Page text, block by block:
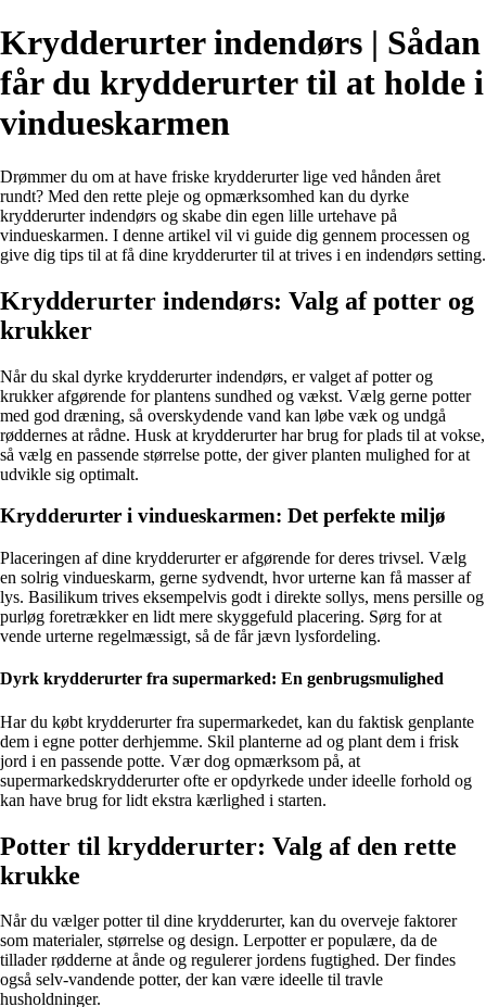
Krydderurter indendørs | Sådan
får du krydderurter til at holde i
vindueskarmen
Drømmer du om at have friske krydderurter lige ved hånden året
rundt? Med den rette pleje og opmærksomhed kan du dyrke
krydderurter indendørs og skabe din egen lille urtehave på
vindueskarmen. I denne artikel vil vi guide dig gennem processen og
give dig tips til at få dine krydderurter til at trives i en indendørs setting.
Krydderurter indendørs: Valg af potter og
krukker
Når du skal dyrke krydderurter indendørs, er valget af potter og
krukker afgørende for plantens sundhed og vækst. Vælg gerne potter
med god dræning, så overskydende vand kan løbe væk og undgå
røddernes at rådne. Husk at krydderurter har brug for plads til at vokse,
så vælg en passende størrelse potte, der giver planten mulighed for at
udvikle sig optimalt.
Krydderurter i vindueskarmen: Det perfekte miljø
Placeringen af dine krydderurter er afgørende for deres trivsel. Vælg
en solrig vindueskarm, gerne sydvendt, hvor urterne kan få masser af
lys. Basilikum trives eksempelvis godt i direkte sollys, mens persille og
purløg foretrækker en lidt mere skyggefuld placering. Sørg for at
vende urterne regelmæssigt, så de får jævn lysfordeling.
Dyrk krydderurter fra supermarked: En genbrugsmulighed
Har du købt krydderurter fra supermarkedet, kan du faktisk genplante
dem i egne potter derhjemme. Skil planterne ad og plant dem i frisk
jord i en passende potte. Vær dog opmærksom på, at
supermarkedskrydderurter ofte er opdyrkede under ideelle forhold og
kan have brug for lidt ekstra kærlighed i starten.
Potter til krydderurter: Valg af den rette
krukke
Når du vælger potter til dine krydderurter, kan du overveje faktorer
som materialer, størrelse og design. Lerpotter er populære, da de
tillader rødderne at ånde og regulerer jordens fugtighed. Der findes
også selv-vandende potter, der kan være ideelle til travle
husholdninger.